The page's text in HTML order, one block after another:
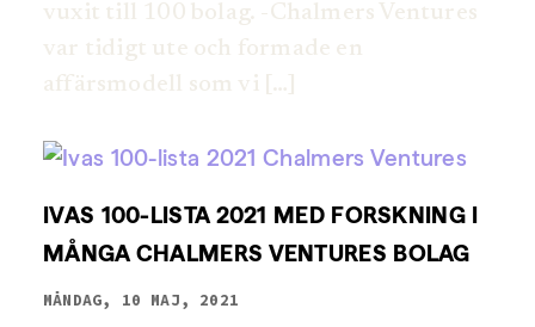
vuxit till 100 bolag. -Chalmers Ventures
var tidigt ute och formade en
affärsmodell som vi […]
IVAS 100-LISTA 2021 MED FORSKNING I
MÅNGA CHALMERS VENTURES BOLAG
MÅNDAG, 10 MAJ, 2021